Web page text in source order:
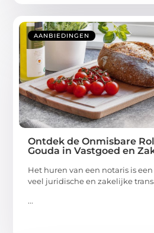
AANBIEDINGEN
Ontdek de Onmisbare
Gouda in Vastgoed en
Het huren van een notaris is
veel juridische en zakelijke
...